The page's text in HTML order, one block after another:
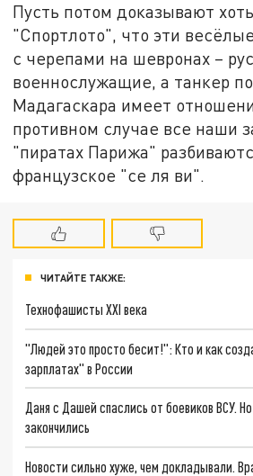
Пусть потом доказывают
"Спортлото", что эти
с черепами на шевронах –
военнослужащие, а танкер
Мадагаскара имеет
противном случае все наши
"пиратах Парижа"
французское "се ля ви".
ЧИТАЙТЕ ТАКЖЕ:
Технофашисты XXI века
"Людей это просто бесит!": Кто и как
зарплатах" в России
Даня с Дашей спаслись от боевиков ВСУ.
закончились
Новости сильно хуже, чем докладывали.